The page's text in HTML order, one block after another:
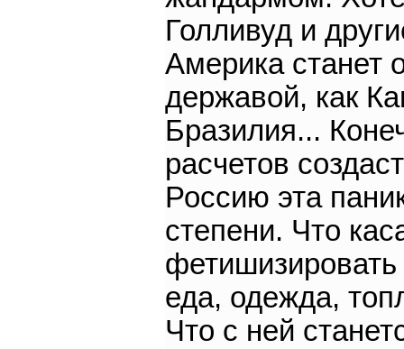
Голливуд и
Америка станет
державой, как
Бразилия...
расчетов
Россию эта
степени. Что
фетишизировать
еда, одежда,
Что с ней